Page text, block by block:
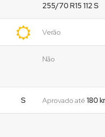
255/70 R15 112 S
Verão
Não
S Aprovado até180